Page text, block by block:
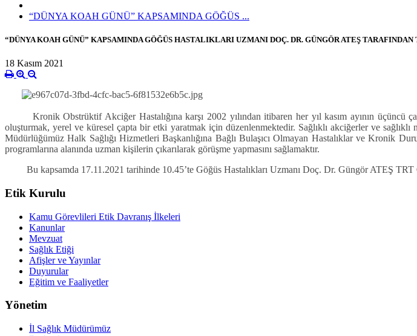
“DÜNYA KOAH GÜNÜ” KAPSAMINDA GÖĞÜS ...
“DÜNYA KOAH GÜNÜ” KAPSAMINDA GÖĞÜS HASTALIKLARI UZMANI DOÇ. DR. GÜNGÖR ATEŞ
18 Kasım 2021
Kronik Obstrüktif Akciğer Hastalığına karşı 2002 yılından itibaren her yıl kasım ayının üçüncü
oluşturmak, yerel ve küresel çapta bir etki yaratmak için düzenlenmektedir. Sağlıklı akciğerler ve
Müdürlüğümüz Halk Sağlığı Hizmetleri Başkanlığına Bağlı Bulaşıcı Olmayan Hastalıklar ve Kronik
programlarına alanında uzman kişilerin çıkarılarak görüşme yapmasını sağlamaktır.
Bu kapsamda 17.11.2021 tarihinde 10.45’te Göğüs Hastalıkları Uzmanı Doç. Dr. Güngör ATEŞ TRT
Etik Kurulu
Kamu Görevlileri Etik Davranış İlkeleri
Kanunlar
Mevzuat
Sağlık Etiği
Afişler ve Yayınlar
Duyurular
Eğitim ve Faaliyetler
Yönetim
İl Sağlık Müdürümüz